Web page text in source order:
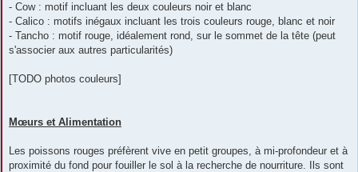
- Cow : motif incluant les deux couleurs noir et blanc
- Calico : motifs inégaux incluant les trois couleurs rouge, blanc et noir
- Tancho : motif rouge, idéalement rond, sur le sommet de la tête (peut
s'associer aux autres particularités)
[TODO photos couleurs]
Mœurs et Alimentation
Les poissons rouges préfèrent vive en petit groupes, à mi-profondeur et à
proximité du fond pour fouiller le sol à la recherche de nourriture. Ils sont